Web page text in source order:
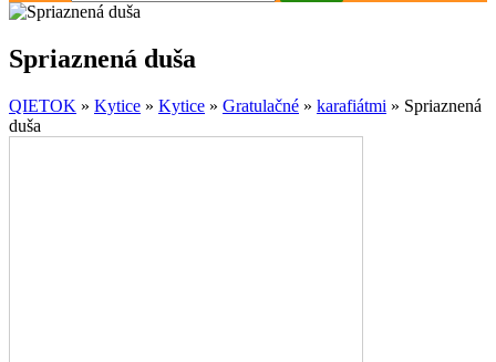
Spriaznená duša
QIETOK » Kytice » Kytice » Gratulačné » karafiátmi » Spriaznená
duša